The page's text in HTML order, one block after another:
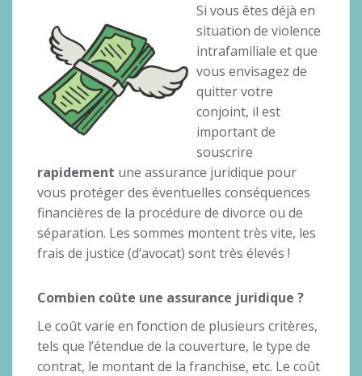
Si vous êtes déjà en
situation de violence
intrafamiliale et que
vous envisagez de
quitter votre
conjoint, il est
important de
souscrire
rapidement une assurance juridique pour
vous protéger des éventuelles conséquences
financières de la procédure de divorce ou de
séparation. Les sommes montent très vite, les
frais de justice (d’avocat) sont très élevés !
Combien coûte une assurance juridique ?
Le coût varie en fonction de plusieurs critères,
tels que l’étendue de la couverture, le type de
contrat, le montant de la franchise, etc. Le coût